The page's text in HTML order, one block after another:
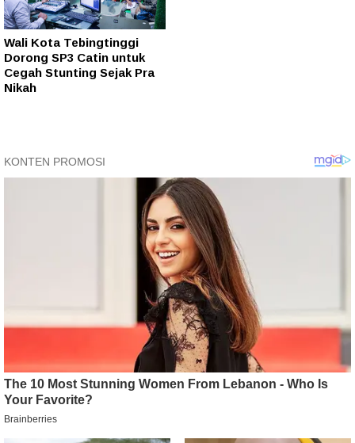
Wali Kota Tebingtinggi
Dorong SP3 Catin untuk
Cegah Stunting Sejak Pra
Nikah